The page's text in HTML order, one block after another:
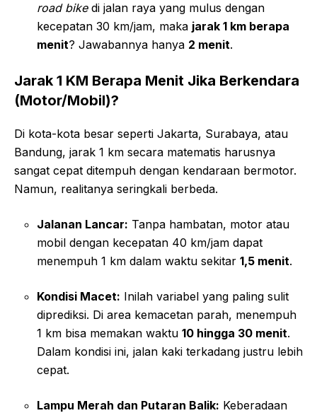
road bikedi jalan raya yang mulus dengan
kecepatan 30 km/jam, maka jarak 1 km berapa
menit? Jawabannya hanya 2 menit.
Jarak 1 KM Berapa Menit Jika Berkendara
(Motor/Mobil)?
Di kota-kota besar seperti Jakarta, Surabaya, atau
Bandung, jarak 1 km secara matematis harusnya
sangat cepat ditempuh dengan kendaraan bermotor.
Namun, realitanya seringkali berbeda.
Jalanan Lancar: Tanpa hambatan, motor atau
mobil dengan kecepatan 40 km/jam dapat
menempuh 1 km dalam waktu sekitar 1,5 menit.
Kondisi Macet: Inilah variabel yang paling sulit
diprediksi. Di area kemacetan parah, menempuh
1 km bisa memakan waktu 10 hingga 30 menit.
Dalam kondisi ini, jalan kaki terkadang justru lebih
cepat.
Lampu Merah dan Putaran Balik: Keberadaan